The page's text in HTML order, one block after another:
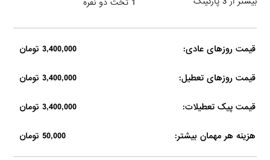
قیمت روزهای عادی: 3,400,000 تومان
قیمت روزهای تعطیل: 3,400,000 تومان
قیمت پیک تعطیلات: 3,400,000 تومان
هزینه هر مهمان بیشتر: 50,000 تومان